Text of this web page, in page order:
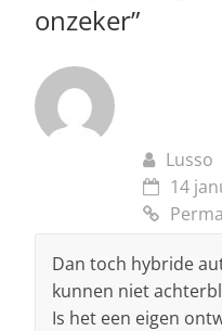
onzeker”
Lusso
14
Dan toch hybride
kunnen niet
Is het een eigen